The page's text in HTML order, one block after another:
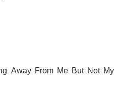
Away From Me But Not My